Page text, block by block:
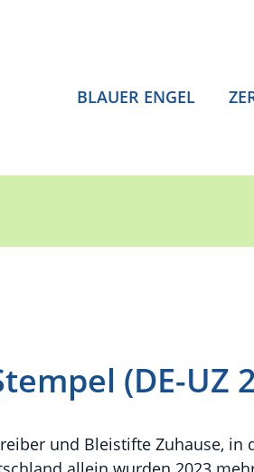
BLAUER ENGEL
(DE-UZ
und Bleistifte Zuhause, in